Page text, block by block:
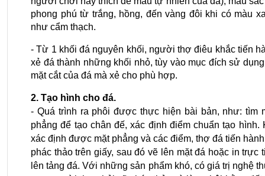
phong phú từ trắng, hồng, đến vàng đôi khi có màu
như cẩm thạch.
- Từ 1 khối đá nguyên khối, người thợ điêu khắc tiến
xẻ đá thành những khối nhỏ, tùy vào mục đích sử
mặt cắt của đá mà xẻ cho phù hợp.
2. Tạo hình cho đá.
- Quá trình ra phôi được thực hiện bài bản, như: tìm
phẳng để tạo chân đế, xác định điểm chuẩn tạo hình.
xác định được mặt phẳng và các điểm, thợ đá tiến
phác thảo trên giấy, sau đó vẽ lên mặt đá hoặc in trực
lên tảng đá. Với những sản phẩm khó, có giá trị nghệ